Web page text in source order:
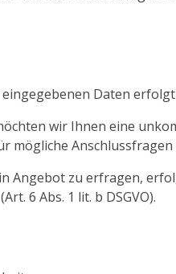
Daten
wir Ihnen eine
mögliche Anschlussfragen
Angebot zu erfragen,
6 Abs. 1 lit. b DSGVO).